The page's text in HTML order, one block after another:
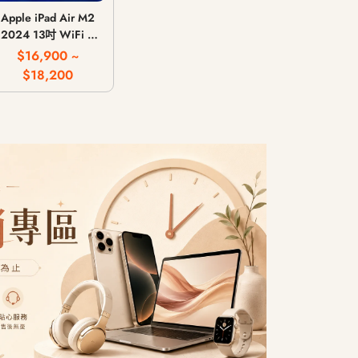
Apple iPad Air M2
2024 13吋 WiFi /
LTE 行動網路 / 128G
256G 512G 1T
$16,900 ~
$18,200